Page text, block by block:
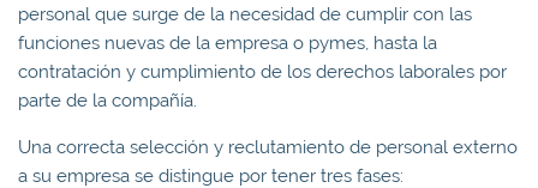
personal que surge de la necesidad de cumplir con las
funciones nuevas de la empresa o pymes, hasta la
contratación y cumplimiento de los derechos laborales por
parte de la compañía.
Una correcta selección y reclutamiento de personal externo
a su empresa se distingue por tener tres fases: